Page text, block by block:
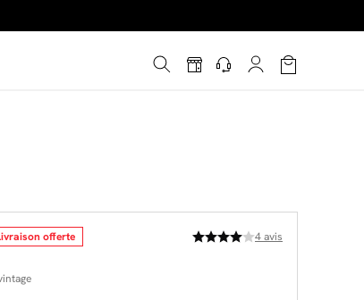
offerte 4avis